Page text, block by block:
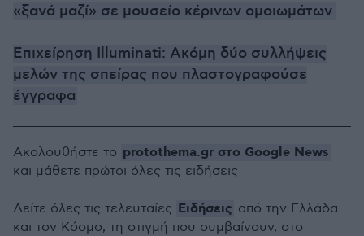
«ξανά μαζί» σε μουσείο κέρινων ομοιωμάτων
Επιχείρηση Illuminati: Aκόμη δύο συλλήψεις
μελών της σπείρας που πλαστογραφούσε
έγγραφα
Ακολουθήστε το protothema.gr στο Google News
και μάθετε πρώτοι όλες τις ειδήσεις
Δείτε όλες τις τελευταίες Ειδήσεις από την Ελλάδα
και τον Κόσμο, τη στιγμή που συμβαίνουν, στο